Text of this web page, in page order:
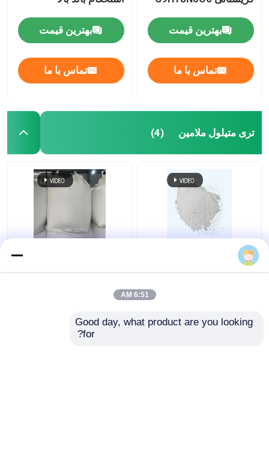
بهترین قیمت
تماس با ما
بهترین قیمت
تماس با ما
تری متیلول ملامین (4)
Cas 1017-56-7
Trimethylol Melamine
6:51 AM
Good day, what product are you looking
for?